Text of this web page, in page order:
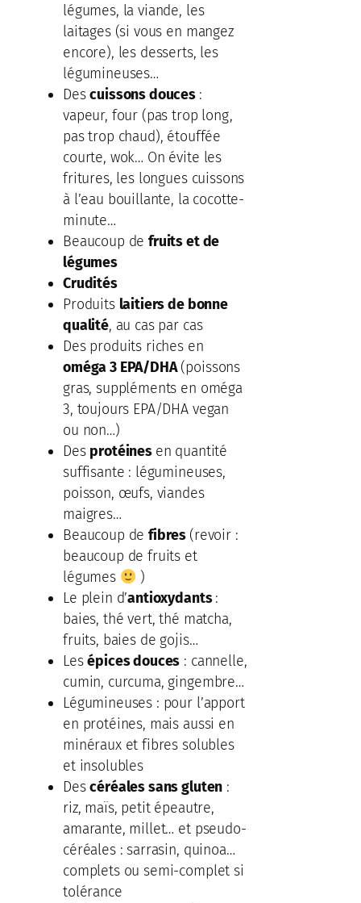
légumes, la viande, les
laitages (si vous en mangez
encore), les desserts, les
légumineuses…
Descuissons douces :
vapeur, four (pas trop long,
pas trop chaud), étouffée
courte, wok… On évite les
fritures, les longues cuissons
à l’eau bouillante, la cocotte-
minute…
Beaucoup defruits et de
légumes
Crudités
Produits laitiers de bonne
qualité, au cas par cas
Des produits riches en
oméga 3 EPA/DHA(poissons
gras, suppléments en oméga
3, toujours EPA/DHA vegan
ou non…)
Des protéines en quantité
suffisante : légumineuses,
poisson, œufs, viandes
maigres…
Beaucoup defibres (revoir :
beaucoup de fruits et
légumes
)
Le plein d’antioxydants:
baies, thé vert, thé matcha,
fruits, baies de gojis…
Lesépices douces : cannelle,
cumin, curcuma, gingembre…
Légumineuses : pour l’apport
en protéines, mais aussi en
minéraux et fibres solubles
et insolubles
Descéréales sans gluten :
riz, maïs, petit épeautre,
amarante, millet… et pseudo-
céréales : sarrasin, quinoa…
complets ou semi-complet si
tolérance